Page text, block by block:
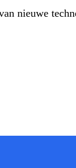
nieuwe